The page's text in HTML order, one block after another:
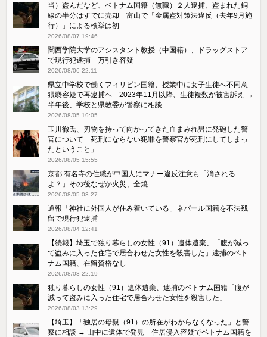
当）盗んだなど、ベトナム国籍（無職）２人逮捕、盗まれた銅
線の半分はすでに売却 富山で「金属盗対策法違反（去年9月施
行）」による検挙は初
2026/08/07 19:46
関西学院大学のアシスタント教授（中国籍）、ドラッグストア
で現行犯逮捕 万引き容疑
2026/08/06 22:11
県立中学校で働くフィリピン国籍、授業中に女子生徒へ不同意
猥褻容疑で再逮捕へ 2023年11月以降、生徒複数が被害訴え →
半年後、学校と県教委が警察に相談
2026/08/05 19:05
玉川徹氏、刃物を持って向かってきた血まみれ男に発砲した警
官について「死刑にならない犯罪を警察官が死刑にしてしまっ
たということ」
2026/08/05 15:55
京都 有名寺の住職が中国人にマナー違反注意も「消される
よ？」その後なぜか火災、全焼
2026/08/05 03:27
通報「神社に外国人が住み着いている」ネパール国籍を不法残
留で現行犯逮捕
2026/08/04 12:41
【続報】埼玉で独り暮らしの女性（91）遺体遺棄、「腹が減っ
て盗みに入った住宅で居合わせた女性を殺害した」逮捕のベト
ナム国籍、在留資格なし
2026/08/03 22:19
独り暮らしの女性（91）遺体遺棄、逮捕のベトナム国籍「腹が
減って盗みに入った住宅で居合わせた女性を殺害した」
2026/08/03 13:29
【埼玉】「独居の母親（91）の所在がわからなくなった」と警
察に相談 → 山中に遺体で発見 住居侵入容疑でベトナム国籍を